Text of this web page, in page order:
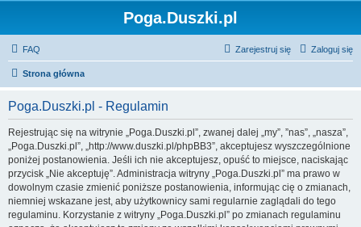
Poga.Duszki.pl
FAQ Zaloguj się
Zarejestruj się
Strona główna
Poga.Duszki.pl - Regulamin
Rejestrując się na witrynie „Poga.Duszki.pl”, zwanej dalej „my”, ”nas”, „nasza”,
„Poga.Duszki.pl”, „http://www.duszki.pl/phpBB3”, akceptujesz wyszczególnione
poniżej postanowienia. Jeśli ich nie akceptujesz, opuść to miejsce, naciskając
przycisk „Nie akceptuję”. Administracja witryny „Poga.Duszki.pl” ma prawo w
dowolnym czasie zmienić poniższe postanowienia, informując cię o zmianach,
niemniej wskazane jest, aby użytkownicy sami regularnie zaglądali do tego
regulaminu. Korzystanie z witryny „Poga.Duszki.pl” po zmianach regulaminu